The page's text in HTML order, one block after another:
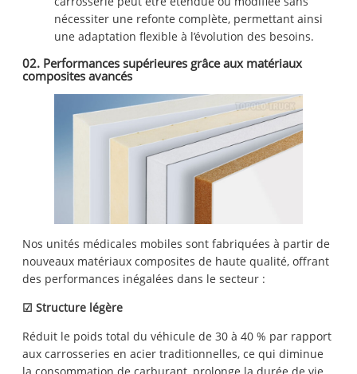
nécessiter une refonte complète, permettant ainsi
une adaptation flexible à l’évolution des besoins.
02. Performances supérieures grâce aux matériaux
composites avancés
Nos unités médicales mobiles sont fabriquées à partir de
nouveaux matériaux composites de haute qualité, offrant
des performances inégalées dans le secteur :
☑ Structure légère
Réduit le poids total du véhicule de 30 à 40 % par rapport
aux carrosseries en acier traditionnelles, ce qui diminue